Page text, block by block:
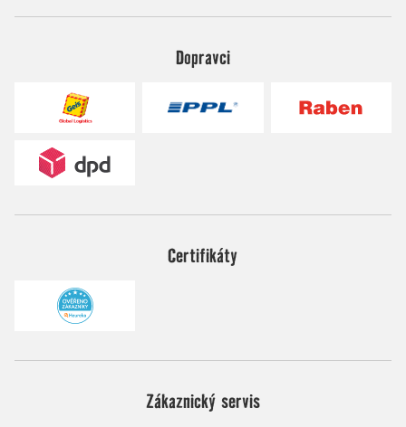
Dopravci
Certifikáty
Zákaznický servis